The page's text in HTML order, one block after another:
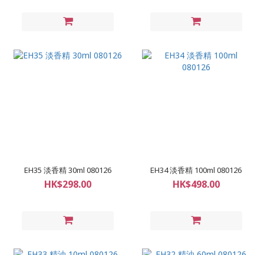
EH35 淡香精 30ml 080126
HK$298.00
EH34 淡香精 100ml 080126
HK$498.00